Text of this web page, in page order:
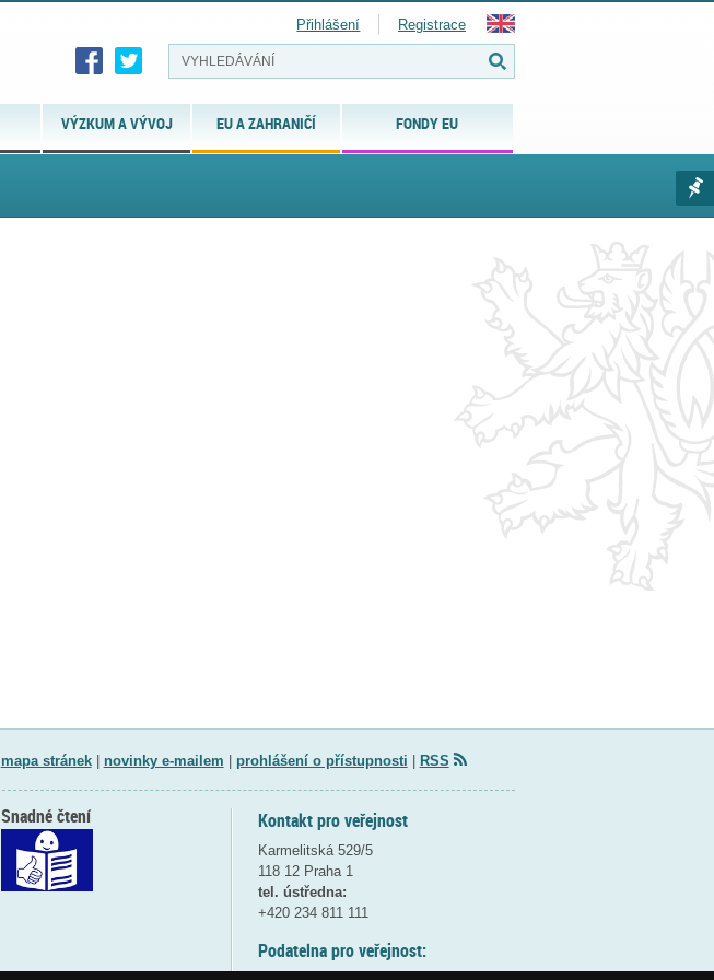
VÝZKUM A VÝVOJ EU A ZAHRANIČÍ FONDY EU
Přihlášení Registrace
mapa stránek| novinky e-mailem prohlášení o přístupnosti RSS
Kontakt pro veřejnost
Karmelitská 529/5
118 12 Praha 1
tel. ústředna:
+420 234 811 111
Podatelna pro veřejnost:
Snadné čtení